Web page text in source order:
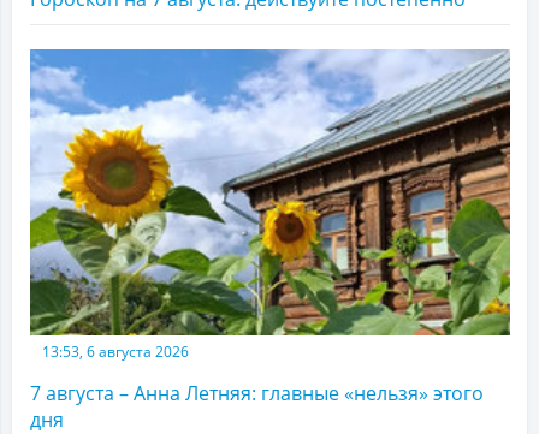
13:53, 6 августа 2026
7 августа – Анна Летняя: главные «нельзя» этого
дня